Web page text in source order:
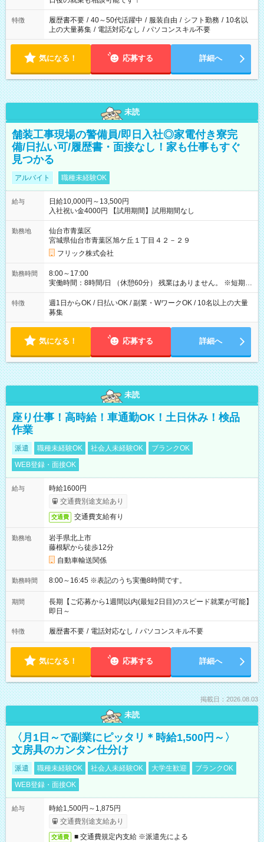
の勤務時間。 合計で週40時間を超える場合は応募できません。
特徴 履歴書不要 / 40～50代活躍中 / 服装自由 / シフト勤務 / 10名以
上の大量募集 / 電話対応なし / パソコンスキル不要
気になる！ 応募する 詳細へ
未読
舗装工事現場の警備員/即日入社◎家電付き寮完
備/日払い可/履歴書・面接なし！家も仕事もすぐ
見つかる
アルバイト 職種未経験OK
給与
日給10,000円～13,500円
入社祝い金4000円 【試用期間】試用期間なし
勤務地
仙台市青葉区
宮城県仙台市青葉区旭ケ丘１丁目４２－２９
フリック株式会社
勤務時間
8:00～17:00
実働時間：8時間/日 （休憩60分） 残業はありません。 ※短期の
募集は行っておりません。予めご了承くださいませ。
特徴
週1日からOK / 日払いOK / 副業・WワークOK / 10名以上の大量
募集
気になる！ 応募する 詳細へ
未読
座り仕事！高時給！車通勤OK！土日休み！検品
作業
派遣 職種未経験OK 社会人未経験OK
ブランクOK
WEB登録・面接OK
給与
時給1600円
交通費別途支給あり
交通費 交通費支給有り
勤務地
岩手県北上市
藤根駅から徒歩12分
自動車輸送関係
勤務時間 8:00～16:45 ※表記のうち実働8時間です。
期間
長期【ご応募から1週間以内(最短2日目)のスピード就業が可能】
即日～
特徴 履歴書不要 / 電話対応なし / パソコンスキル不要
気になる！ 応募する 詳細へ
掲載日：2026.08.03
未読
〈月1日～で副業にピッタリ＊時給1,500円～〉
文房具のカンタン仕分け
派遣 職種未経験OK 社会人未経験OK 大学生歓迎
ブランクOK
WEB登録・面接OK
給与
時給1,500円～1,875円
交通費別途支給あり
交通費 ■ 交通費規定内支給 ※派遣先による